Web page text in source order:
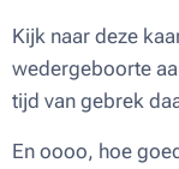
Kijk naar deze
wedergeboorte
tijd van gebrek
En oooo, hoe